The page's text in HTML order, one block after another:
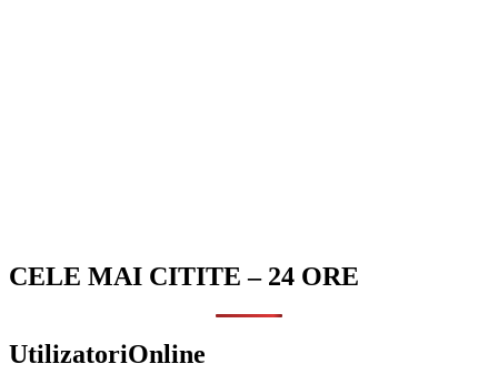
CELE MAI CITITE – 24 ORE
UtilizatoriOnline